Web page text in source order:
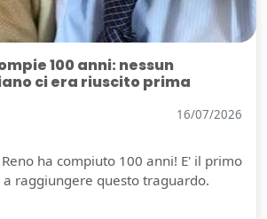
100 anni: nessun
ci era riuscito prima
16/07/2026
ha compiuto 100 anni! E' il primo
raggiungere questo traguardo.